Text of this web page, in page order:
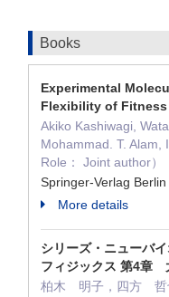
Books
Experimental
Flexibility of
Akiko Kashiwagi,
Mohammad. T. Alam,
Role： Joint author）
Springer-Verlag
More details
シリーズ・ニューバ
フィジックス 第4章
柏木 明子，四方 哲